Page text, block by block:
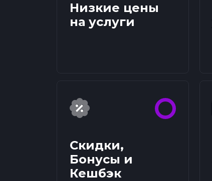
Низкие цены
на услуги
Скидки,
Бонусы и
Кешбэк